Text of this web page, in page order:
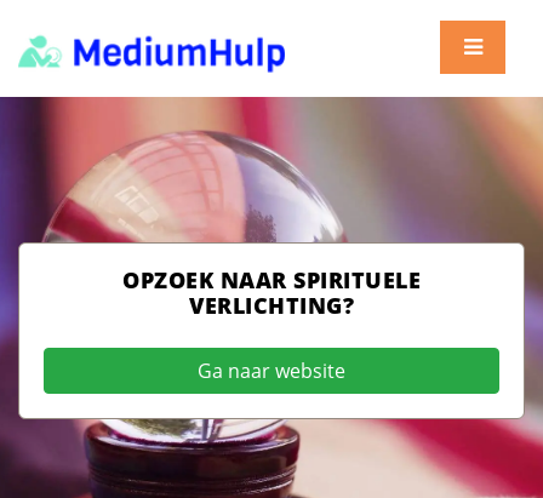
OPZOEK NAAR SPIRITUELE
VERLICHTING?
Ga naar website